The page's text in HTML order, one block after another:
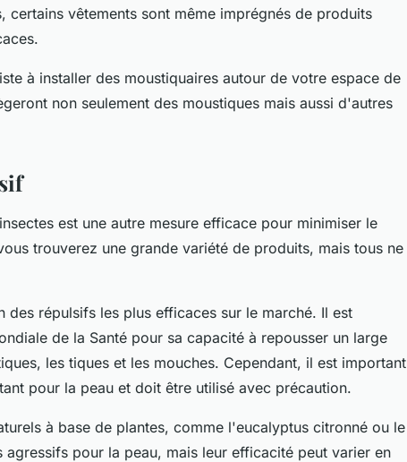
certains vêtements sont même imprégnés de produits
à installer des moustiquaires autour de votre espace de
non seulement des moustiques mais aussi d'autres
est une autre mesure efficace pour minimiser le
trouverez une grande variété de produits, mais tous ne
des répulsifs les plus efficaces sur le marché. Il est
de la Santé pour sa capacité à repousser un large
les tiques et les mouches. Cependant, il est important
pour la peau et doit être utilisé avec précaution.
à base de plantes, comme l'eucalyptus citronné ou le
agressifs pour la peau, mais leur efficacité peut varier en